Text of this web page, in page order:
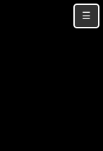
☰